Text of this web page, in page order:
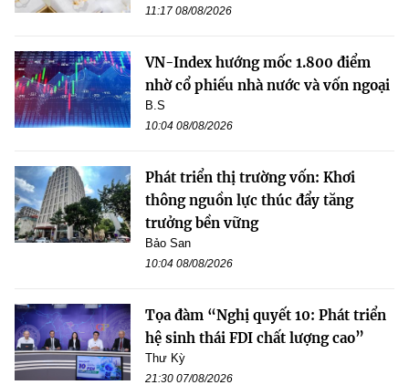
11:17 08/08/2026
VN-Index hướng mốc 1.800 điểm
nhờ cổ phiếu nhà nước và vốn ngoại
B.S
10:04 08/08/2026
Phát triển thị trường vốn: Khơi
thông nguồn lực thúc đẩy tăng
trưởng bền vững
Bảo San
10:04 08/08/2026
Tọa đàm “Nghị quyết 10: Phát triển
hệ sinh thái FDI chất lượng cao”
Thư Kỳ
21:30 07/08/2026